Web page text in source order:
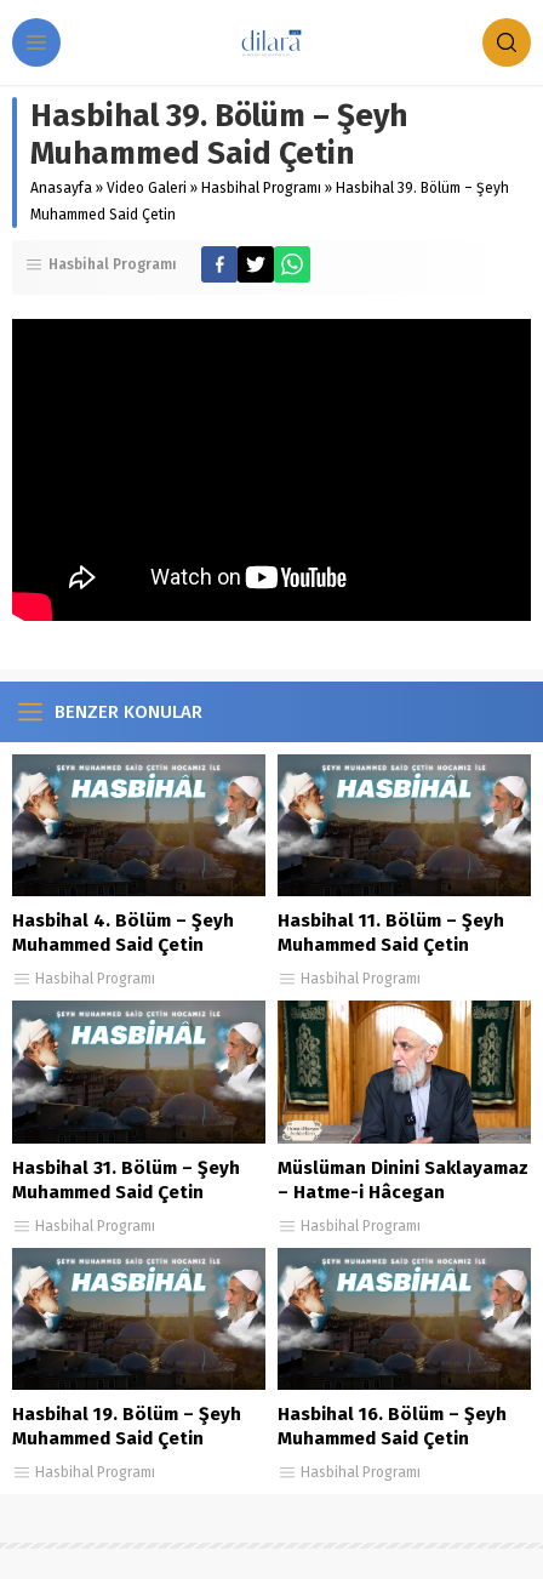
Hasbihal 39. Bölüm – Şeyh
Muhammed Said Çetin
Anasayfa » Video Galeri » Hasbihal Programı » Hasbihal 39. Bölüm – Şeyh
Muhammed Said Çetin
Hasbihal Programı
BENZER KONULAR
Hasbihal 4. Bölüm – Şeyh
Muhammed Said Çetin
Hasbihal Programı
Hasbihal 11. Bölüm – Şeyh
Muhammed Said Çetin
Hasbihal Programı
Hasbihal 31. Bölüm – Şeyh
Muhammed Said Çetin
Hasbihal Programı
Müslüman Dinini Saklayamaz
– Hatme-i Hâcegan
Sohbetleri 127. Bölüm
Hasbihal Programı
Hasbihal 19. Bölüm – Şeyh
Muhammed Said Çetin
Hasbihal Programı
Hasbihal 16. Bölüm – Şeyh
Muhammed Said Çetin
Hasbihal Programı